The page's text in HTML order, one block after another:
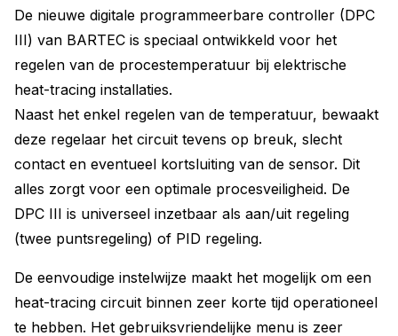
De nieuwe digitale programmeerbare controller (DPC
III) van BARTEC is speciaal ontwikkeld voor het
regelen van de procestemperatuur bij elektrische
heat-tracing installaties.
Naast het enkel regelen van de temperatuur, bewaakt
deze regelaar het circuit tevens op breuk, slecht
contact en eventueel kortsluiting van de sensor. Dit
alles zorgt voor een optimale procesveiligheid. De
DPC III is universeel inzetbaar als aan/uit regeling
(twee puntsregeling) of PID regeling.
De eenvoudige instelwijze maakt het mogelijk om een
heat-tracing circuit binnen zeer korte tijd operationeel
te hebben. Het gebruiksvriendelijke menu is zeer